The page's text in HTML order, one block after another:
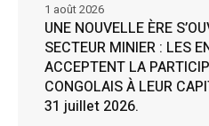
UNE NOUVELLE ÈRE
SECTEUR MINIER : LES
ACCEPTENT LA
CONGOLAIS À LEUR
31 juillet 2026.
1 août 2026